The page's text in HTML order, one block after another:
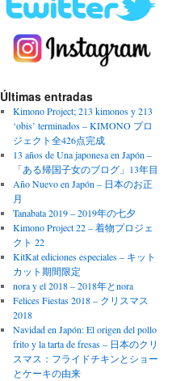
Últimas entradas
Kimono Project; 213 kimonos y 213
‘obis’ terminados – KIMONO プロ
ジェクト全426点完成
13 años de Una japonesa en Japón –
「ある帰国子女のブログ」13年目
Año Nuevo en Japón – 日本のお正
月
Tanabata 2019 – 2019年の七夕
Kimono Project 22 – 着物プロジェ
クト 22
KitKat ediciones especiales – キット
カット期間限定
nora y el 2018 – 2018年とnora
Felices Fiestas 2018 – クリスマス
2018
Navidad en Japón: El origen del pollo
frito y la tarta de fresas – 日本のクリ
スマス：フライドチキンとショー
とケーキの由来